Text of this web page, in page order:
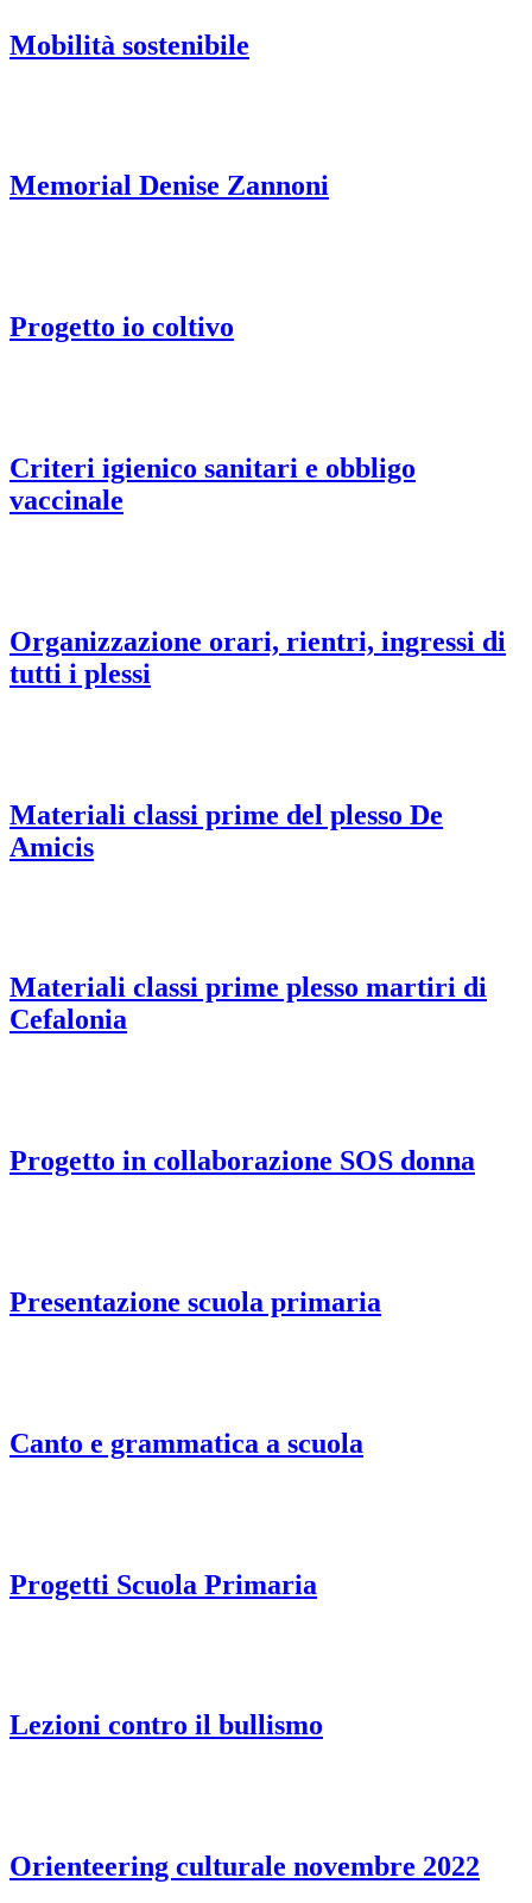
Mobilità sostenibile
Memorial Denise Zannoni
Progetto io coltivo
Criteri igienico sanitari e obbligo
vaccinale
Organizzazione orari, rientri, ingressi di
tutti i plessi
Materiali classi prime del plesso De
Amicis
Materiali classi prime plesso martiri di
Cefalonia
Progetto in collaborazione SOS donna
Presentazione scuola primaria
Canto e grammatica a scuola
Progetti Scuola Primaria
Lezioni contro il bullismo
Orienteering culturale novembre 2022